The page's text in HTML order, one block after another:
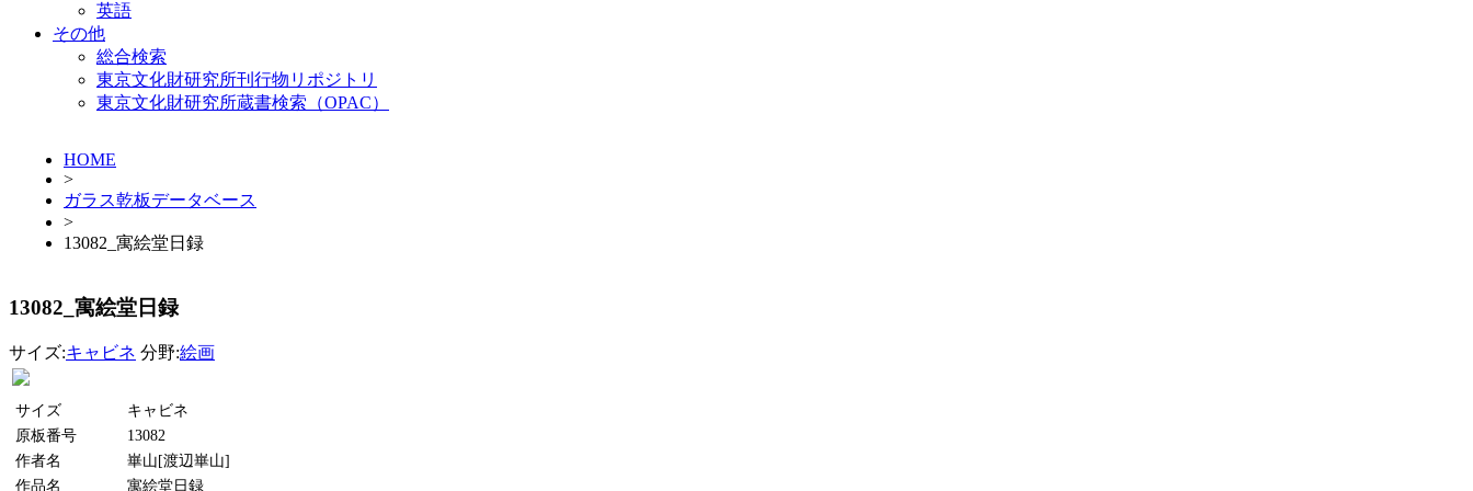
英語
その他
総合検索
東京文化財研究所刊行物リポジトリ
東京文化財研究所蔵書検索（OPAC）
HOME
>
ガラス乾板データベース
>
13082_寓絵堂日録
13082_寓絵堂日録
サイズ:キャビネ 分野:絵画
サイズ
キャビネ
原板番号
13082
作者名
崋山[渡辺崋山]
作品名
寓絵堂日録